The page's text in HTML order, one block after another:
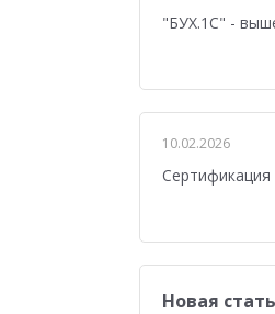
1С:ERP
"БУХ.1С" -
10.02.2026
Новая